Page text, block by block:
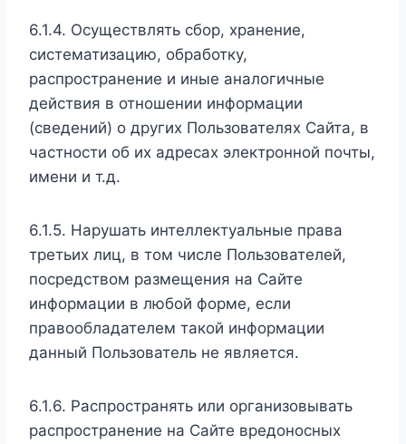
6.1.4. Осуществлять сбор, хранение,
систематизацию, обработку,
распространение и иные аналогичные
действия в отношении информации
(сведений) о других Пользователях Сайта, в
частности об их адресах электронной почты,
имени и т.д.
6.1.5. Нарушать интеллектуальные права
третьих лиц, в том числе Пользователей,
посредством размещения на Сайте
информации в любой форме, если
правообладателем такой информации
данный Пользователь не является.
6.1.6. Распространять или организовывать
распространение на Сайте вредоносных